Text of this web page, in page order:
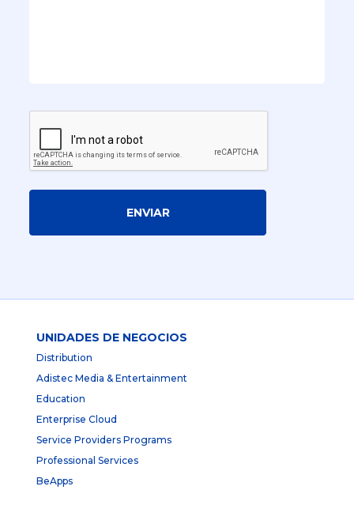
ENVIAR
UNIDADES DE NEGOCIOS
Distribution
Adistec Media & Entertainment
Education
Enterprise Cloud
Service Providers Programs
Professional Services
BeApps